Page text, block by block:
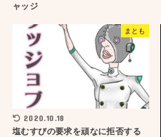
ャッジ
まとも
2020.10.18
塩むすびの要求を頑なに拒否する